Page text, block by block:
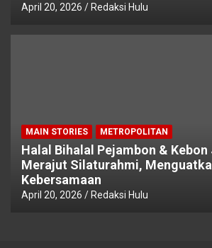
April 20, 2026 Redaksi Hulu
MAIN STORIES METROPOLITAN
Halal Bihalal Pejambon & Kebon
Merajut Silaturahmi,
Kebersamaan
April 20, 2026 Redaksi Hulu